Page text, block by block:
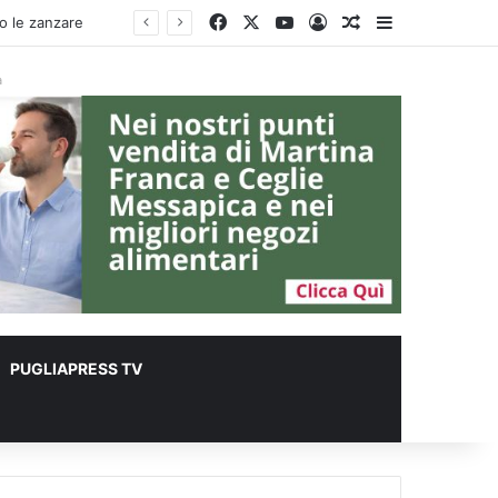
FacebookYou TubeAccediUn articolo a
PUGLIAPRESS TV